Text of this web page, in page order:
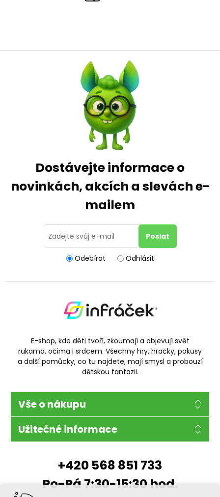
Dostávejte informace o
novinkách, akcích a slevách e-
mailem
Odebírat Odhlásit
E-shop, kde děti tvoří, zkoumají a objevují svět
rukama, očima i srdcem. Všechny hry, hračky, pokusy
a další pomůcky, co tu najdete, mají smysl a probouzí
dětskou fantazii.
Vše o nákupu
Užitečné informace
+420 568 851 733
Po-Pá 7:30-15:30 hod.